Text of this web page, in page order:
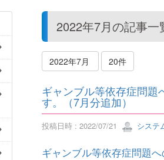
2022年7月の記事一
2022年7月 20件
ギャンブル等依存症問題
す。（7月分追加）
投稿日時 : 2022/07/21 システ
ギャンブル等依存症問題